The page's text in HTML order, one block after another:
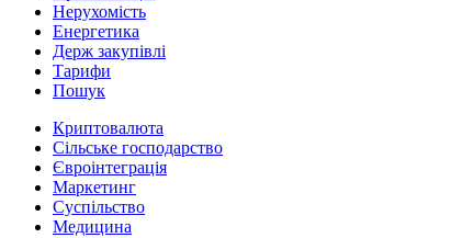
Нерухомість
Енергетика
Держ закупівлі
Тарифи
Пошук
Криптовалюта
Сільське господарство
Євроінтеграція
Маркетинг
Суспільство
Медицина